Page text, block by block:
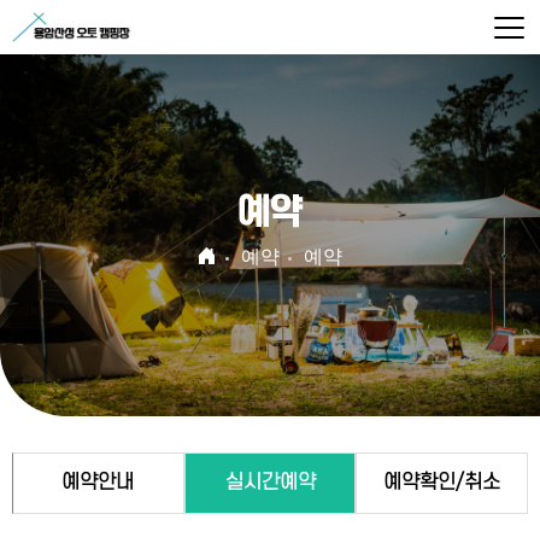
예약
예약 예약
예약안내 실시간예약 예약확인/취소